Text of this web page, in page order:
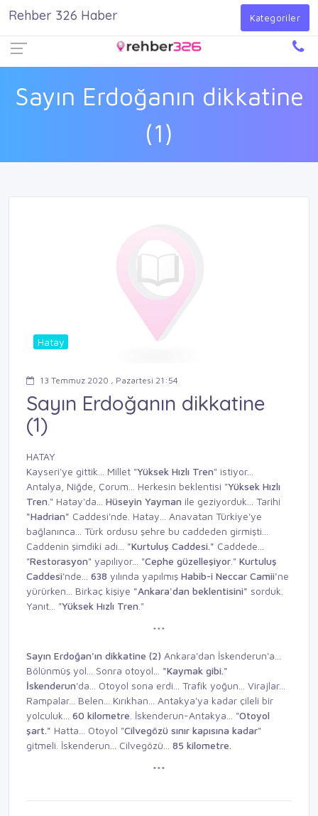
Giriş Yap
Sayın Erdoğanın dikkatine
(1)
Rehber 326 Haber Kategoriler
Hatay
13 Temmuz 2020 , Pazartesi 21:54
Sayın Erdoğanın dikkatine
(1)
HATAY
Kayseri'ye gittik... Millet "Yüksek Hızlı Tren" istiyor...
Antalya, Niğde, Çorum... Herkesin beklentisi "Yüksek Hızlı
Tren ." Hatay'da... Hüseyin Yayman ile geziyorduk... Tarihi
"Hadrian" Caddesi'nde. Hatay... Anavatan Türkiye'ye
bağlanınca... Türk ordusu şehre bu caddeden girmişti...
Caddenin şimdiki adı... "Kurtuluş Caddesi." Caddede...
"Restorasyon" yapılıyor... "Cephe güzelleşiyor ." Kurtuluş
Caddesi'nde... 638 yılında yapılmış Habib-i Neccar Camii'ne
yürürken... Birkaç kişiye "Ankara'dan beklentisini" sorduk.
Yanıt... "Yüksek Hızlı Tren ."
***
Sayın Erdoğan'ın dikkatine (2) Ankara'dan İskenderun'a...
Bölünmüş yol... Sonra otoyol...
"Kaymak gibi."
İskenderun'da... Otoyol sona erdi... Trafik yoğun... Virajlar...
Rampalar... Belen... Kırıkhan... Antakya'ya kadar çileli bir
yolculuk...
60 kilometre . İskenderun-Antakya... "Otoyol
şart." Hatta... Otoyol "Cilvegözü sınır kapısına kadar"
gitmeli. İskenderun... Cilvegözü... 85 kilometre.
***